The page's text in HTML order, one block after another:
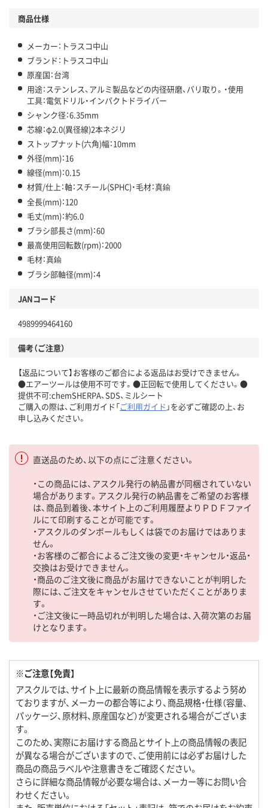
商品仕様
メーカー：トラスコ中山
ブランド：トラスコ中山
原産国：台湾
用途：ステンレス、アルミ製品などの内径研磨、バリ取り。・使用
工具：電気ドリル・インパクトドライバー
シャンク径：6.35mm
芯線：φ2.0(異径線)2本ネジリ
ストップナット(六角)幅：10mm
外径(mm)：16
線径(mm)：0.15
材質/仕上：軸：スチール(SPHC)・毛材：真鍮
全長(mm)：120
毛丈(mm)：約6.0
ブラシ部長さ(mm)：60
最高使用回転数(rpm)：2000
毛材：真鍮
ブラシ部軸径(mm)：4
JANコード
4989999464160
備考（ご注意）
【返品について】お客様のご都合による返品はお受けできません。
●エアーツールは使用不可です。●正回転で使用してください。●
提供不可:chemSHERPA、SDS、ミルシート
ご購入の際は、ご利用ガイド「ご利用ガイド 」を必ずご確認の上、お
申し込みください。
直送品のため、以下の点にご注意ください。
・この商品には、アスクル発行の納品書が同梱されていない
場合があります。アスクル発行の納品書をご希望のお客様
は、商品到着後、本サイト上のご利用履歴よりＰＤＦファイ
ルにて印刷することが可能です。
・アスクルのダンボールもしくは袋でのお届けではありま
せん。
・お客様のご都合によるご注文後の変更・キャンセル・返品・
交換はお受けできません。
・商品のご注文後に商品がお届けできないことが判明した
際には、ご注文をキャンセルさせていただくことがありま
す。
・ご注文後に一時品切れが判明した場合は、入荷次第のお届
けとなります。
※ご注意【免責】
アスクルでは、サイト上に最新の商品情報を表示するよう努め
ておりますが、メーカーの都合等により、商品規格・仕様（容量、
パッケージ、原材料、原産国など）が変更される場合がございま
す。
このため、実際にお届けする商品とサイト上の商品情報の表記
が異なる場合がございますので、ご使用前には必ずお届けした
商品の商品ラベルや注意書きをご確認ください。
さらに詳細な商品情報が必要な場合は、メーカー等にお問い合
わせください。